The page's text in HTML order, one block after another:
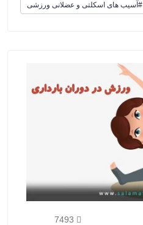
#آسیب های اسکلتی و عضلانی ورزشی
7493